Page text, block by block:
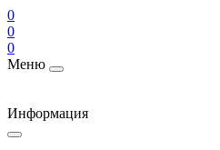
0
0
0
Меню
Информация